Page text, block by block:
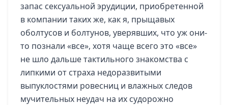
запас сексуальной эрудиции, приобретенной
в компании таких же, как я, прыщавых
оболтусов и болтунов, уверявших, что уж они-
то познали «все», хотя чаще всего это «все»
не шло дальше тактильного знакомства с
липкими от страха недоразвитыми
выпуклостями ровесниц и влажных следов
мучительных неудач на их судорожно